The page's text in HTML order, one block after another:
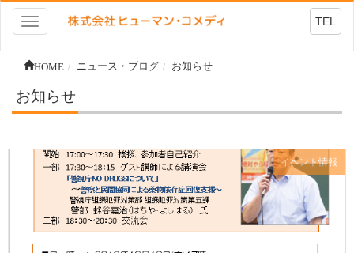
Toggle
navigation
TEL
HOME ニュース・ブログ お知らせ
お知らせ
イベント情報